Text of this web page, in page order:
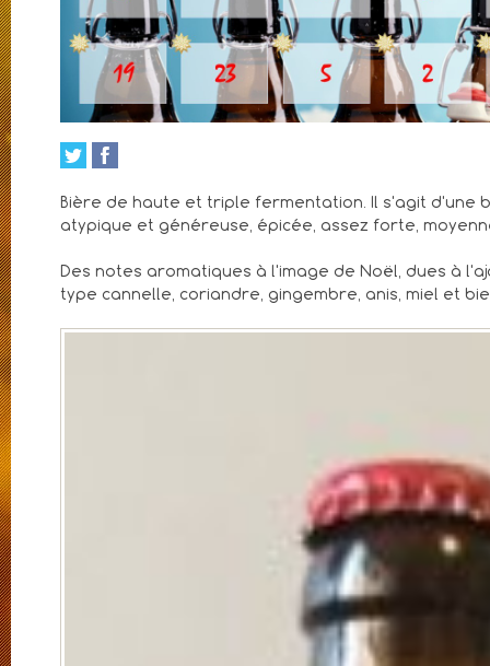
Bière de haute et triple fermentation. Il s'agit d'une
atypique et généreuse, épicée, assez forte,
Des notes aromatiques à l'image de Noël, dues à
type cannelle, coriandre, gingembre, anis, miel et